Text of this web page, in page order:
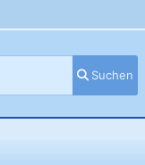
Suchen